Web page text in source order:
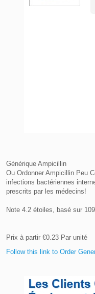
Générique Ampicillin
Ou Ordonner Ampicillin Peu
infections bactériennes
prescrits par les médecins!
Note 4.2 étoiles, basé sur 109
Prix à partir €0.23 Par unité
Follow this link to Order